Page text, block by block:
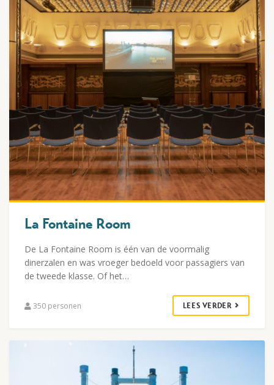
La Fontaine Room
De La Fontaine Room is één van de voormalig
dinerzalen en was vroeger bedoeld voor passagiers van
de tweede klasse. Of het…
350 personen LEES VERDER